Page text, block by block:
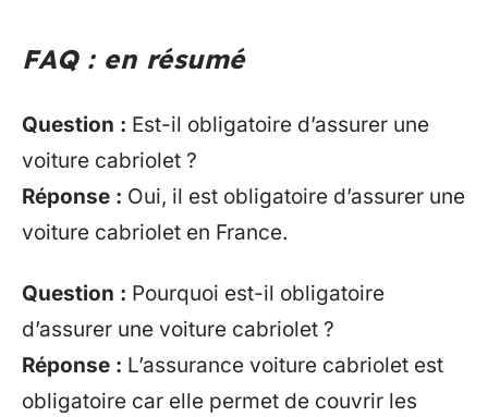
FAQ : en résumé
Question : Est-il obligatoire d’assurer une
voiture cabriolet ?
Réponse : Oui, il est obligatoire d’assurer une
voiture cabriolet en France.
Question : Pourquoi est-il obligatoire
d’assurer une voiture cabriolet ?
Réponse : L’assurance voiture cabriolet est
obligatoire car elle permet de couvrir les